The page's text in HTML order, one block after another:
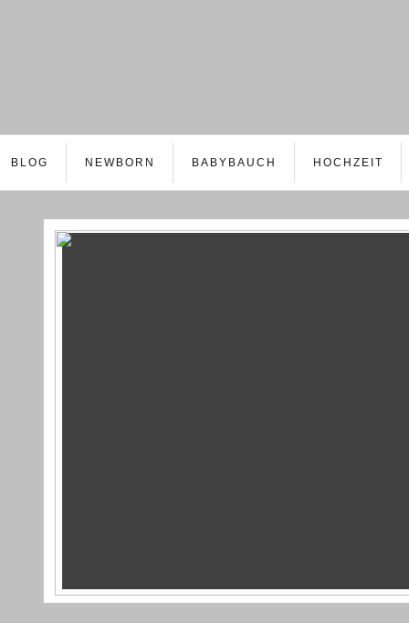
BLOG NEWBORN BABYBAUCH HOCHZEIT